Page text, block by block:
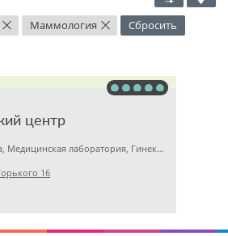
× Маммология × Сбросить
центр
Детская клиника, Медицинская лаборатория, Гинекология
16